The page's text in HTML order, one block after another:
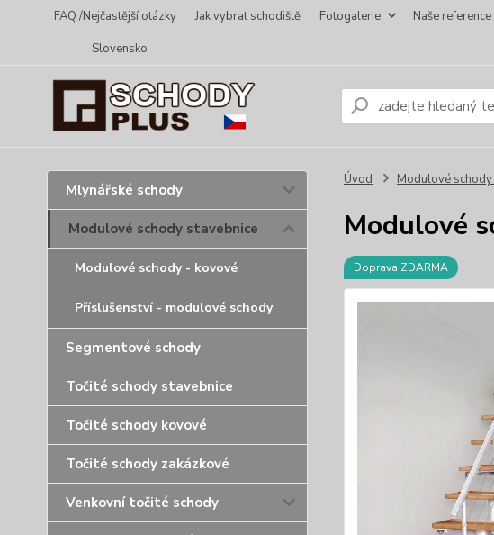
FAQ /Nejčastější otázky Jak vybrat schodiště Fotogalerie Naše reference
Slovensko
Mlynářské schody
Modulové schody stavebnice
Modulové schody - kovové
Příslušenství - modulové schody
Segmentové schody
Točité schody stavebnice
Točité schody kovové
Točité schody zakázkové
Venkovní točité schody
Úvod Modulové
Modulové
Doprava ZDARMA